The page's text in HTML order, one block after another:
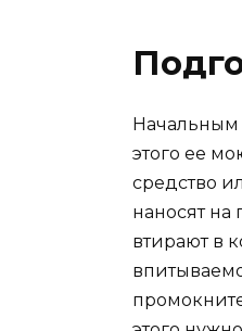
Начальным
этого ее
средство
наносят
втирают в